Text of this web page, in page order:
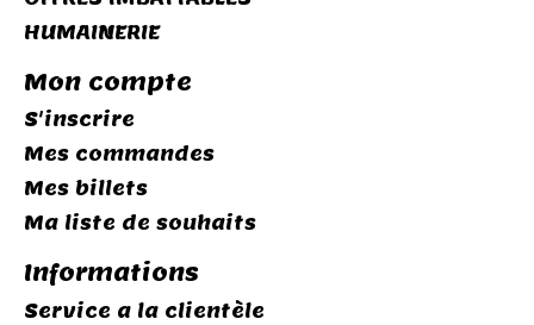
HUMAINERIE
Mon compte
S'inscrire
Mes commandes
Mes billets
Ma liste de souhaits
Informations
Service a la clientèle